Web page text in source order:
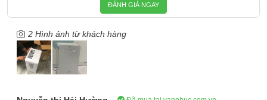
Máy hút ẩm Fujihome DH12NEW có công suất hút ẩm 12
mẽ, sử dụng tối ưu cho phòng có diện tích dưới 20m². Thiết kế
tinh tế, nhỏ gọn, kích thước chỉ 28 x 20 x 49 cm, trọng lượng
9.5kg, phù hợp với mọi không gian sống.
ĐÁNH GIÁ NGAY
2 Hình ảnh từ khách hàng